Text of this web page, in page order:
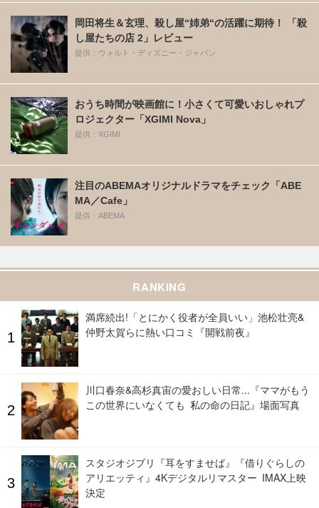
岡田将生＆玄理、殺し屋“姉弟“の活躍に期待！ 「殺
し屋たちの店 2」レビュー
提供：ウォルト・ディズニー・ジャパン
おうち時間が映画館に！小さくて可愛いおしゃれプ
ロジェクター「XGIMI Nova」
提供：XGIMI
注目のABEMAオリジナルドラマをチェック「ABE
MA／Cafe」
提供：ABEMA
RANKING
満席続出!「とにかく役者が全員いい」池松壮亮&
仲野太賀らに熱い口コミ『開戦前夜』
川口春奈&高杉真宙の愛おしい日常...『ママがもう
この世界にいなくても 私の命の日記』場面写真
スタジオジブリ『耳をすませば』『借りぐらしの
アリエッティ』4Kデジタルリマスター IMAX上映
決定